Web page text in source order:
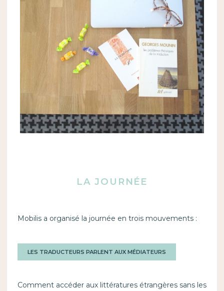
LA JOURNÉE
Mobilis a organisé la journée en trois mouvements :
LES TRADUCTEURS PARLENT AUX MÉDIATEURS
Comment accéder aux littératures étrangères sans les